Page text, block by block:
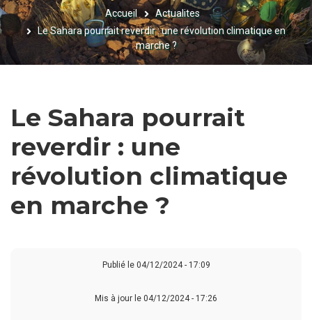
FIL
D'ARIANE
Accueil
Actualites
Le Sahara pourrait reverdir : une révolution climatique en
marche ?
Le Sahara pourrait
reverdir : une
révolution climatique
en marche ?
Publié le 04/12/2024 - 17:09
Mis à jour le 04/12/2024 - 17:26